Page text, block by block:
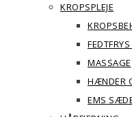
KROPSPLEJE
MASSAGE
HÆNDER
EMS